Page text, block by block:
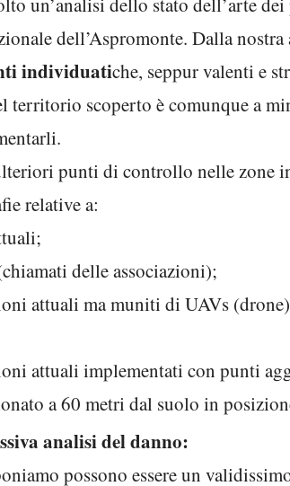
dell’Aspromonte. Dalla nostra
individuatiche, seppur valenti e
territorio scoperto è comunque a
punti di controllo nelle zone
relative a:
delle associazioni);
attuali ma muniti di UAVs
attuali implementati con punti
a 60 metri dal suolo in
analisi del danno:
possono essere un